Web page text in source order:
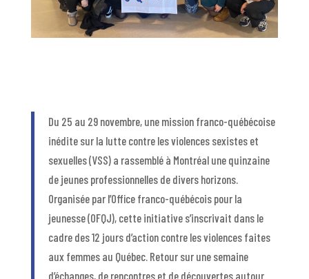
Du 25 au 29 novembre, une mission franco-québécoise
inédite sur la lutte contre les violences sexistes et
sexuelles (VSS) a rassemblé à Montréal une quinzaine
de jeunes professionnelles de divers horizons.
Organisée par l’Office franco-québécois pour la
jeunesse (OFQJ), cette initiative s’inscrivait dans le
cadre des 12 jours d’action contre les violences faites
aux femmes au Québec. Retour sur une semaine
d’échanges, de rencontres et de découvertes autour